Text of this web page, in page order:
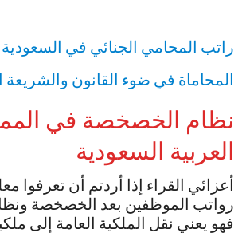
راتب المحامي الجنائي في السعودية
المحاماة في ضوء القانون والشريعة
نظام الخصخصة في
العربية السعودية
أعزائي القراء إذا أردتم أن تعرفوا
رواتب الموظفين بعد الخصخصة
فهو يعني نقل الملكية العامة إلى